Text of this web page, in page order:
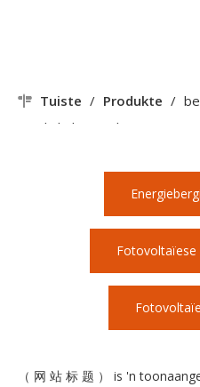
Tuiste / Produkte /
omskakelaar vir huis
Fotovoltaïese
（ 网 站 标 题 ） is 'n